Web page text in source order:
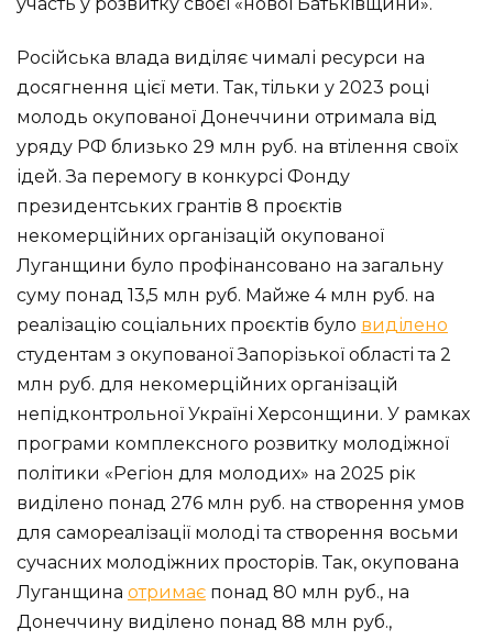
участь у розвитку своєї «нової Батьківщини».
Російська влада виділяє чималі ресурси на
досягнення цієї мети. Так, тільки у 2023 році
молодь окупованої Донеччини отримала від
уряду РФ близько 29 млн руб. на втілення своїх
ідей. За перемогу в конкурсі Фонду
президентських грантів 8 проєктів
некомерційних організацій окупованої
Луганщини було профінансовано на загальну
суму понад 13,5 млн руб. Майже 4 млн руб. на
реалізацію соціальних проєктів було виділено
студентам з окупованої Запорізької області та 2
млн руб. для некомерційних організацій
непідконтрольної Україні Херсонщини. У рамках
програми комплексного розвитку молодіжної
політики «Регіон для молодих» на 2025 рік
виділено понад 276 млн руб. на створення умов
для самореалізації молоді та створення восьми
сучасних молодіжних просторів. Так, окупована
Луганщина отримає понад 80 млн руб., на
Донеччину виділено понад 88 млн руб.,